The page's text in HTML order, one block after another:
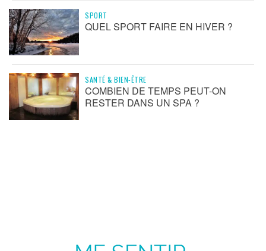
SPORT
QUEL SPORT FAIRE EN HIVER ?
SANTÉ & BIEN-ÊTRE
COMBIEN DE TEMPS PEUT-ON
RESTER DANS UN SPA ?